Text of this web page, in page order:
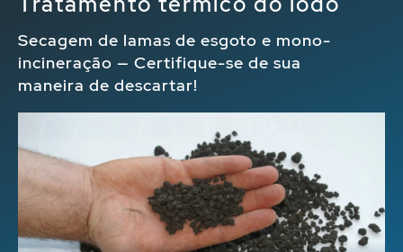
Secagem de lamas de esgoto e mono-
incineração — Certifique-se de sua
maneira de descartar!